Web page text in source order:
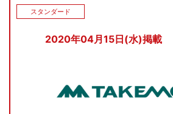
2020年04月15日(水)掲載
スタンダード